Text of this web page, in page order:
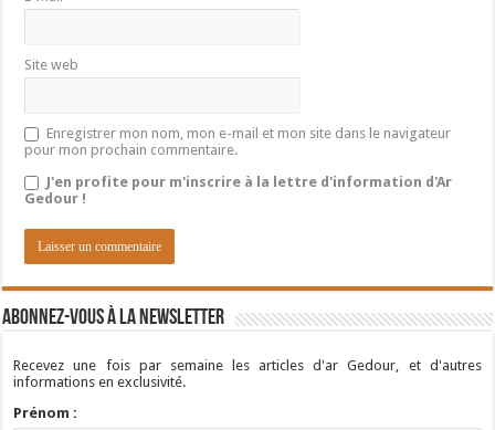
Site web
Enregistrer mon nom, mon e-mail et mon site dans le navigateur
pour mon prochain commentaire.
J'en profite pour m'inscrire à la lettre d'information d'Ar
Gedour !
Abonnez-vous à la newsletter
Recevez une fois par semaine les articles d'ar Gedour, et d'autres
informations en exclusivité.
Prénom :